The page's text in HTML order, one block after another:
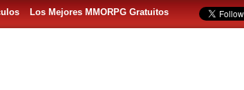
Los Mejores MMORPG Gratuitos